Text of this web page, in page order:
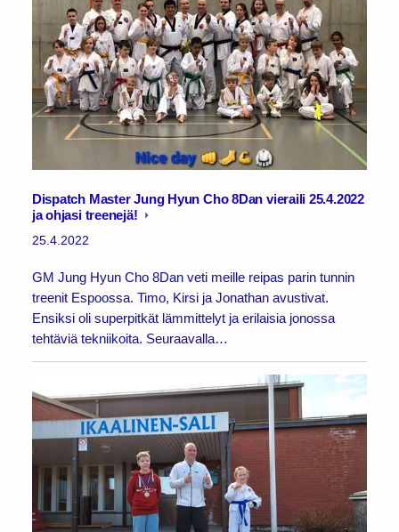
Dispatch Master Jung Hyun Cho 8Dan vieraili 25.4.2022
ja ohjasi treenejä!
25.4.2022
GM Jung Hyun Cho 8Dan veti meille reipas parin tunnin
treenit Espoossa. Timo, Kirsi ja Jonathan avustivat.
Ensiksi oli superpitkät lämmittelyt ja erilaisia jonossa
tehtäviä tekniikoita. Seuraavalla…